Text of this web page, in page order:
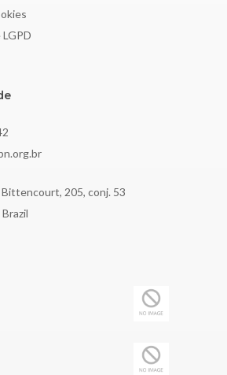
Bittencourt, 205, conj. 53
Brazil